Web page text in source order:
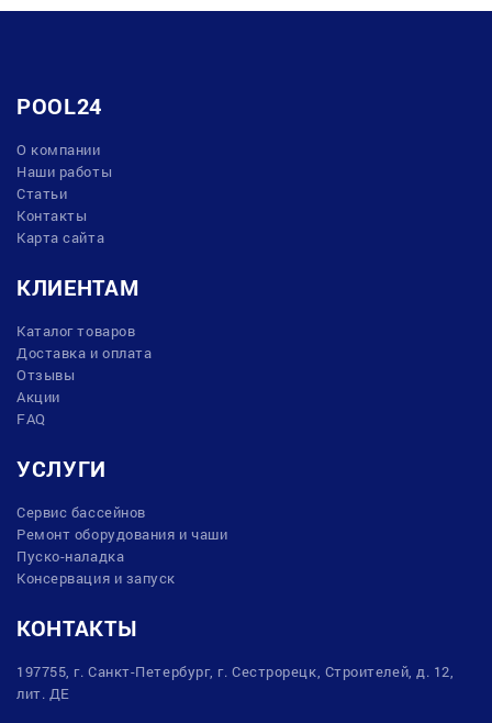
POOL24
О компании
Наши работы
Статьи
Контакты
Карта сайта
КЛИЕНТАМ
Каталог товаров
Доставка и оплата
Отзывы
Акции
FAQ
УСЛУГИ
Сервис бассейнов
Ремонт оборудования и чаши
Пуско-наладка
Консервация и запуск
КОНТАКТЫ
197755, г. Санкт-Петербург, г. Сестрорецк, Строителей, д. 12,
лит. ДЕ